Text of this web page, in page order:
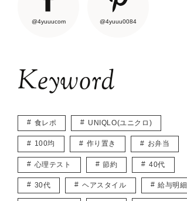
@4yuuucom @4yuuu0084
Keyword
食レポ UNIQLO(ユニクロ)
100均 作り置き お弁当
心理テスト 節約 40代
30代 ヘアスタイル 給与明細